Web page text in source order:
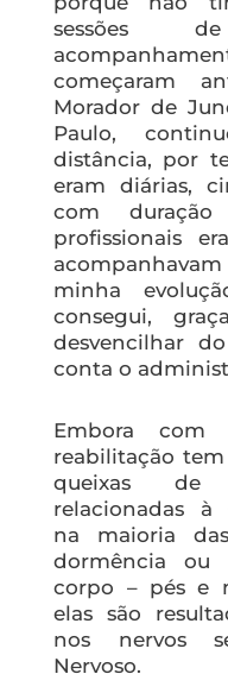
sessões
começaram
Morador de
Paulo,
distância, por
eram diárias,
com
profissionais
minha
consegui,
desvencilhar
conta o
Embora com
reabilitação
queixas de
relacionadas à
na maioria
dormência ou
corpo – pés e
elas são
nos nervos
Nervoso.